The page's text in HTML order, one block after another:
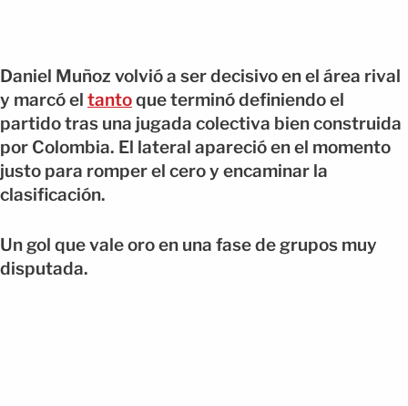
Daniel Muñoz volvió a ser decisivo en el área rival
y marcó el tantoque terminó definiendo el
partido tras una jugada colectiva bien construida
por Colombia. El lateral apareció en el momento
justo para romper el cero y encaminar la
clasificación.
Un gol que vale oro en una fase de grupos muy
disputada.